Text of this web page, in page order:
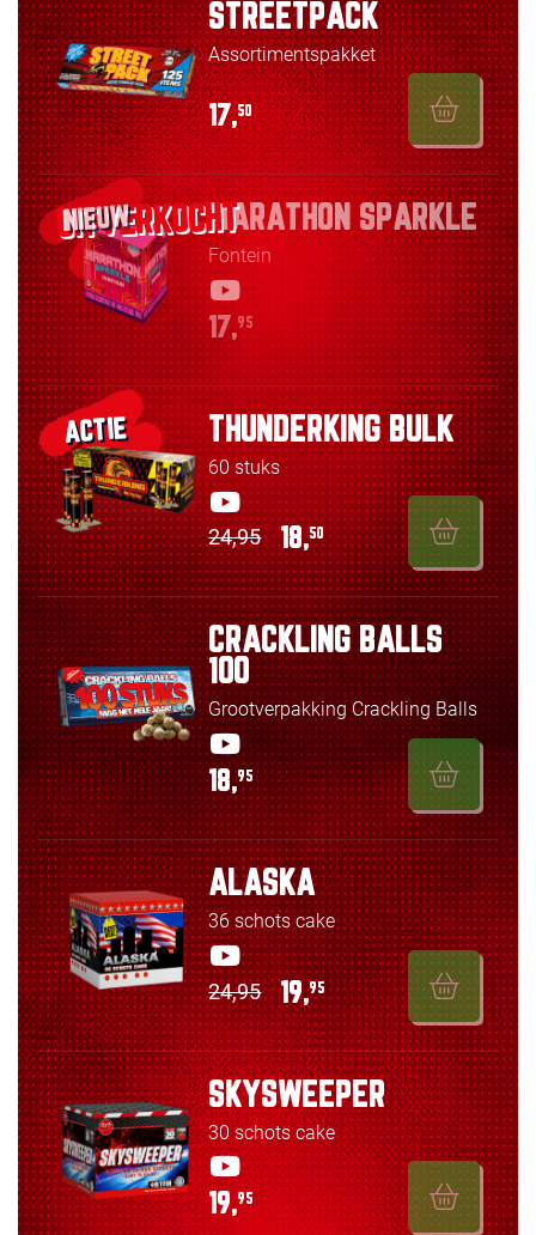
STREETPACK
Assortimentspakket
17,50
NIEUW MARATHON SPARKLE
Fontein
17,95
ACTIE THUNDERKING BULK
60 stuks
24,95 18,50
CRACKLING BALLS
100
Grootverpakking Crackling Balls
18,95
ALASKA
36 schots cake
24,95 19,95
SKYSWEEPER
30 schots cake
19,95